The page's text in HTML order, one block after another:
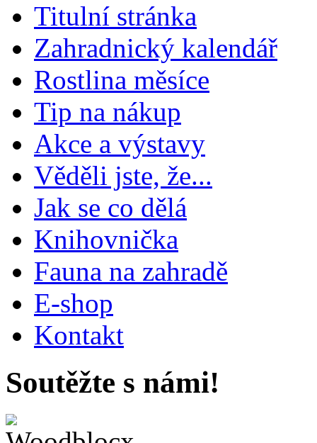
Titulní stránka
Zahradnický kalendář
Rostlina měsíce
Tip na nákup
Akce a výstavy
Věděli jste, že...
Jak se co dělá
Knihovnička
Fauna na zahradě
E-shop
Kontakt
Soutěžte s námi!